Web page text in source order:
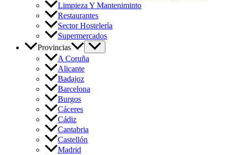
Limpieza Y Manteniminto
Restaurantes
Sector Hostelería
Supermercados
Provincias
A Coruña
Alicante
Badajoz
Barcelona
Burgos
Cáceres
Cádiz
Cantabria
Castellón
Madrid